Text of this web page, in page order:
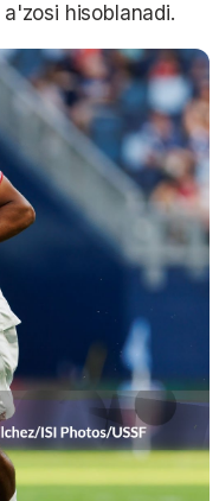
hisoblanadi.